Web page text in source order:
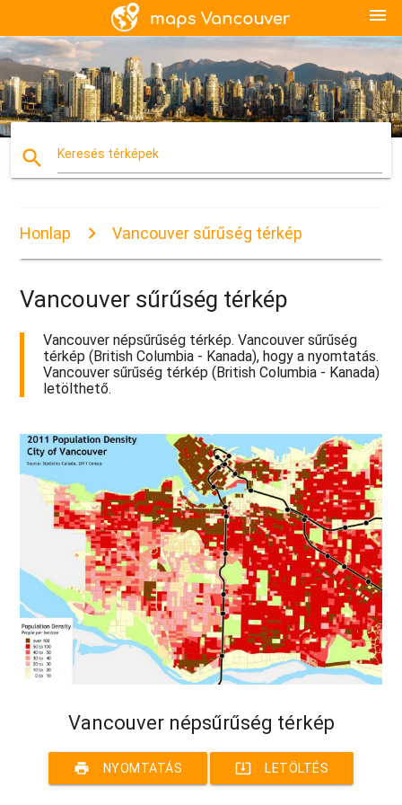
menu
search Keresés térképek
Honlap Vancouver sűrűség térkép
Vancouver sűrűség térkép
Vancouver népsűrűség térkép. Vancouver sűrűség
térkép (British Columbia - Kanada), hogy a nyomtatás.
Vancouver sűrűség térkép (British Columbia - Kanada)
letölthető.
Vancouver népsűrűség térkép
print NYOMTATÁS system_update_alt LETÖLTÉS